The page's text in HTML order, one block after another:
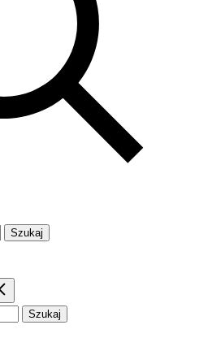
Szukaj
Szukaj